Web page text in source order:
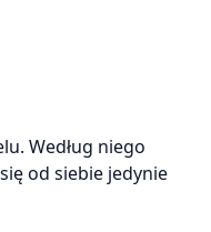
Według niego
od siebie jedynie